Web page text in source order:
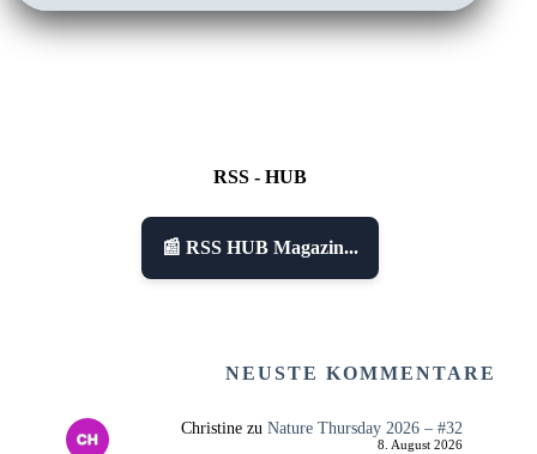
RSS - HUB
📰 RSS HUB Magazin...
NEUSTE KOMMENTARE
Christinezu Nature Thursday 2026 – #32
8. August 2026